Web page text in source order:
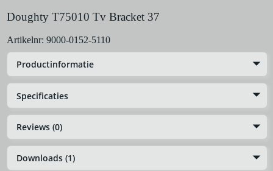
Doughty T75010 Tv Bracket 37
Artikelnr: 9000-0152-5110
Productinformatie
Specificaties
Reviews (0)
Downloads (1)